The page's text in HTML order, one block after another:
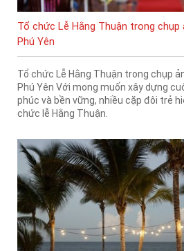
Tổ chức Lễ Hằng Thuận trong
Phú Yên
Tổ chức Lễ Hằng Thuận trong chụp
Phú Yên Với mong muốn xây dựng
phúc và bền vững, nhiều cặp đôi trẻ
chức lễ Hằng Thuận.